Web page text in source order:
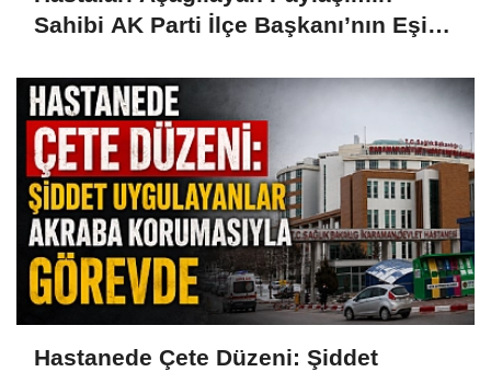
Sahibi AK Parti İlçe Başkanı’nın Eşi
Hastanede Çete Düzeni: Şiddet